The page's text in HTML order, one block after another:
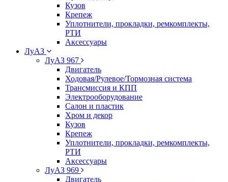
Кузов
Крепеж
Уплотнители, прокладки, ремкомплекты,
РТИ
Аксессуары
ЛуАЗ
ЛуАЗ 967
Двигатель
Ходовая/Рулевое/Тормозная система
Трансмиссия и КПП
Электрооборудование
Салон и пластик
Хром и декор
Кузов
Крепеж
Уплотнители, прокладки, ремкомплекты,
РТИ
Аксессуары
ЛуАЗ 969
Двигатель